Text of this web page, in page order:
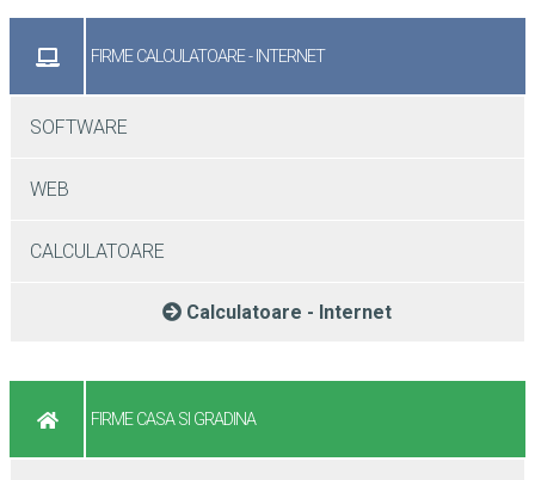
FIRME CALCULATOARE - INTERNET
SOFTWARE
WEB
CALCULATOARE
Calculatoare - Internet
FIRME CASA SI GRADINA